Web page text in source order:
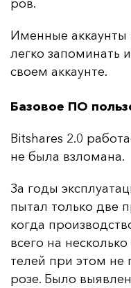
ров.
Имен­ные ак­ка­ун­ты
лег­ко
сво­ем ак­ка­ун­те.
Базовое ПО
Bitshares 2.0
не бы­ла взло­ма­на.
За го­ды
пы­тал толь­ко две
ког­да
все­го на
те­лей при этом не
ро­зе. Бы­ло